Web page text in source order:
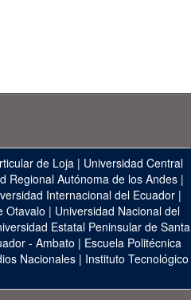
de Loja | Universidad Central
Regional Autónoma de los Andes|
Internacional del Ecuador|
Otavalo | Universidad Nacional del
Estatal Peninsular de Santa
- Ambato | Escuela Politécnica
Nacionales | Instituto Tecnológico